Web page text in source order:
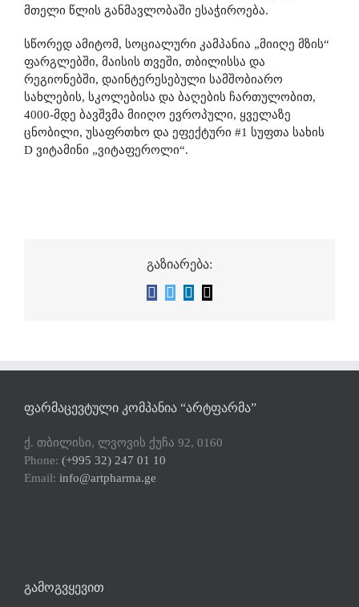
მთელი წლის განმავლობაში ესაჭიროება.
სწორედ ამიტომ, სოციალური კამპანია „მიიღე მზის“
ფარგლებში, მაისის თვეში, თბილისსა და
რეგიონებში, დაინტერესებული სამშობიარო
სახლების, სკოლებისა და ბაღების ჩართულობით,
4000-მდე ბავშვმა მიიღო ევროპული, ყველაზე
ცნობილი, უსაფრთხო და ეფექტური #1 სუფთა სახის
D ვიტამინი „ვიტაფეროლი“.
გაზიარება:
Facebook
Twitter
LinkedIn
Email
ᲤᲐᲠᲛᲐᲪᲔᲕᲢᲣᲚᲘ ᲙᲝᲛᲞᲐᲜᲘᲐ “ᲐᲠᲢᲤᲐᲠᲛᲐ”
ქ. თბილისი, ლვოვის ქუჩა 92, 0160
Phone: (+995 32) 247 01 10
Email: info@artpharma.ge
ᲒᲐᲛᲝᲒᲕᲧᲔᲕᲘᲗ